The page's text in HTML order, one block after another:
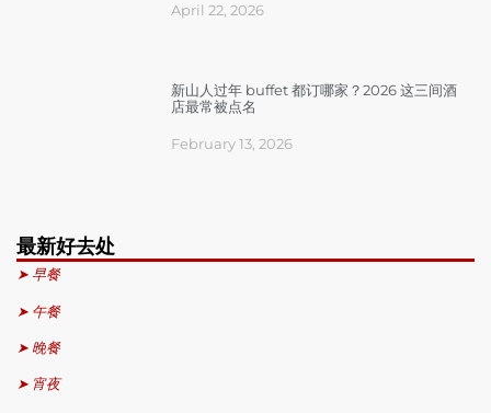
April 22, 2026
新山人过年 buffet 都订哪家？2026 这三间酒
店最常被点名
February 13, 2026
最新好去处
➤ 早餐
➤ 午餐
➤ 晚餐
➤ 宵夜